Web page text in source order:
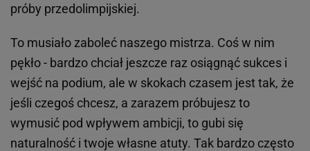
próby przedolimpijskiej.
To musiało zaboleć naszego mistrza. Coś w nim
pękło - bardzo chciał jeszcze raz osiągnąć sukces i
wejść na podium, ale w skokach czasem jest tak, że
jeśli czegoś chcesz, a zarazem próbujesz to
wymusić pod wpływem ambicji, to gubi się
naturalność i twoje własne atuty. Tak bardzo często